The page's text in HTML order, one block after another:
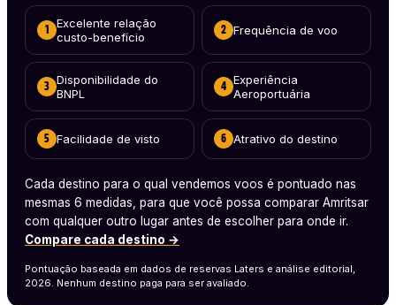
1
Excelente relação
custo-benefício
2 Frequência de voo
3
Disponibilidade do
BNPL
4
Experiência
Aeroportuária
5 Facilidade de visto 6 Atrativo do destino
Cada destino para o qual vendemos voos é pontuado nas
mesmas 6 medidas, para que você possa comparar Amritsar
com qualquer outro lugar antes de escolher para onde ir.
Compare cada destino →
Pontuação baseada em dados de reservas Laters e análise editorial,
2026. Nenhum destino paga para ser avaliado.